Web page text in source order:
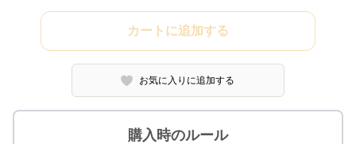
カートに追加する
お気に入りに追加する
購入時のルール